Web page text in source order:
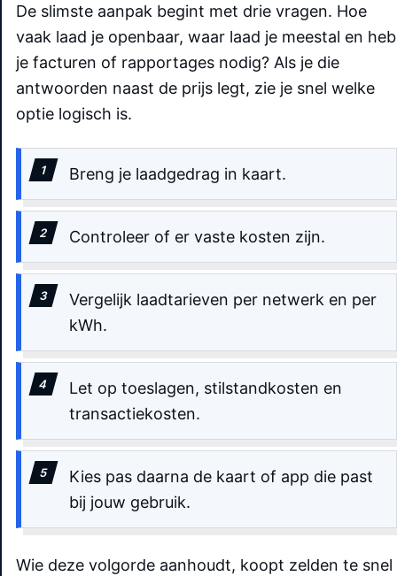
De slimste aanpak begint met drie vragen. Hoe
vaak laad je openbaar, waar laad je meestal en heb
je facturen of rapportages nodig? Als je die
antwoorden naast de prijs legt, zie je snel welke
optie logisch is.
Breng je laadgedrag in kaart.
Controleer of er vaste kosten zijn.
Vergelijk laadtarieven per netwerk en per
kWh.
Let op toeslagen, stilstandkosten en
transactiekosten.
Kies pas daarna de kaart of app die past
bij jouw gebruik.
Wie deze volgorde aanhoudt, koopt zelden te snel